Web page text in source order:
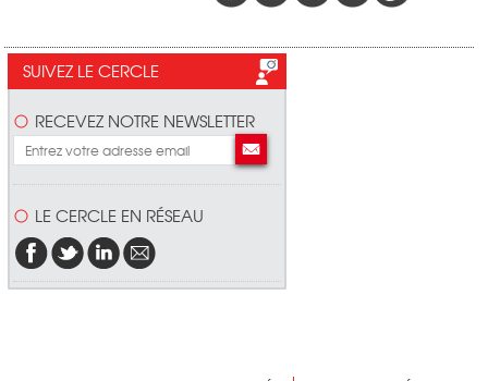
SUIVEZ LE CERCLE
RECEVEZ NOTRE NEWSLETTER
LE CERCLE EN RÉSEAU